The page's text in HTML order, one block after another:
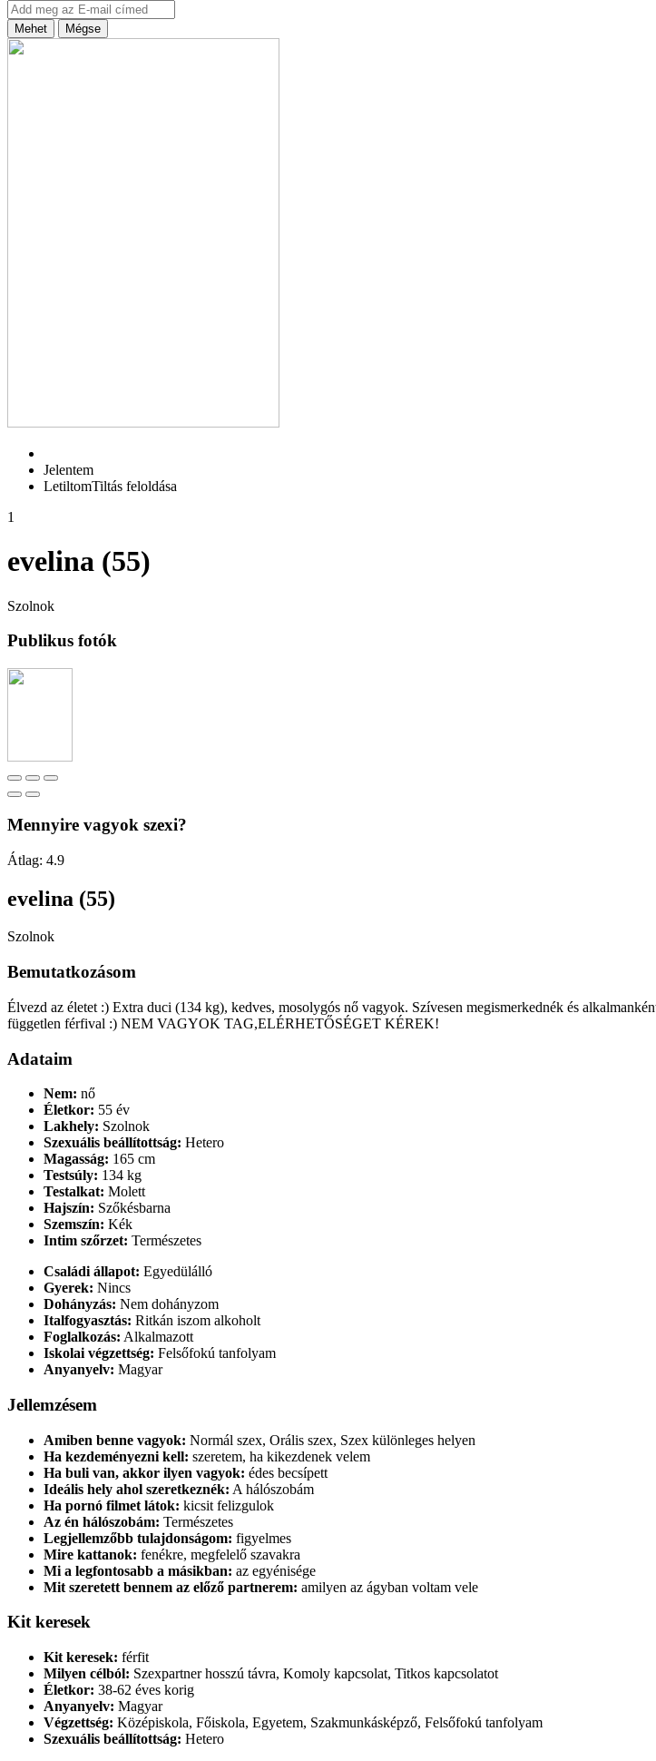
Mehet Mégse
Jelentem
LetiltomTiltás feloldása
1
evelina (55)
Szolnok
Publikus fotók
Mennyire vagyok szexi?
Átlag: 4.9
evelina (55)
Szolnok
Bemutatkozásom
Élvezd az életet :) Extra duci (134 kg), kedves, mosolygós nő vagyok. Szívesen megismerkednék és
független férfival :) NEM VAGYOK TAG,ELÉRHETŐSÉGET KÉREK!
Adataim
Nem: nő
Életkor: 55 év
Lakhely: Szolnok
Szexuális beállítottság: Hetero
Magasság: 165 cm
Testsúly: 134 kg
Testalkat: Molett
Hajszín: Szőkésbarna
Szemszín: Kék
Intim szőrzet: Természetes
Családi állapot: Egyedülálló
Gyerek: Nincs
Dohányzás: Nem dohányzom
Italfogyasztás: Ritkán iszom alkoholt
Foglalkozás: Alkalmazott
Iskolai végzettség: Felsőfokú tanfolyam
Anyanyelv: Magyar
Jellemzésem
Amiben benne vagyok: Normál szex, Orális szex, Szex különleges helyen
Ha kezdeményezni kell: szeretem, ha kikezdenek velem
Ha buli van, akkor ilyen vagyok: édes becsípett
Ideális hely ahol szeretkeznék: A hálószobám
Ha pornó filmet látok: kicsit felizgulok
Az én hálószobám: Természetes
Legjellemzőbb tulajdonságom: figyelmes
Mire kattanok: fenékre, megfelelő szavakra
Mi a legfontosabb a másikban: az egyénisége
Mit szeretett bennem az előző partnerem: amilyen az ágyban voltam vele
Kit keresek
Kit keresek: férfit
Milyen célból: Szexpartner hosszú távra, Komoly kapcsolat, Titkos kapcsolatot
Életkor: 38-62 éves korig
Anyanyelv: Magyar
Végzettség: Középiskola, Főiskola, Egyetem, Szakmunkásképző, Felsőfokú tanfolyam
Szexuális beállítottság: Hetero